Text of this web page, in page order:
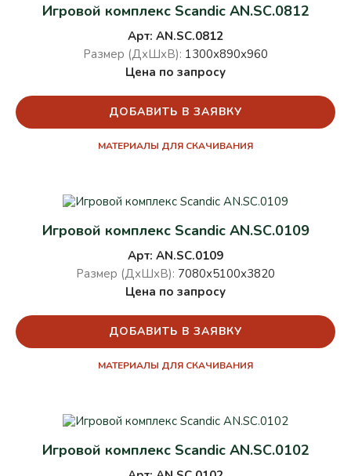
Игровой комплекс Scandic AN.SC.0812
Арт: AN.SC.0812
Размер (ДхШхВ): 1300х890х960
Цена по запросу
ДОБАВИТЬ В ЗАЯВКУ
МАТЕРИАЛЫ ДЛЯ СКАЧИВАНИЯ
Игровой комплекс Scandic AN.SC.0109
Арт: AN.SC.0109
Размер (ДхШхВ): 7080х5100х3820
Цена по запросу
ДОБАВИТЬ В ЗАЯВКУ
МАТЕРИАЛЫ ДЛЯ СКАЧИВАНИЯ
Игровой комплекс Scandic AN.SC.0102